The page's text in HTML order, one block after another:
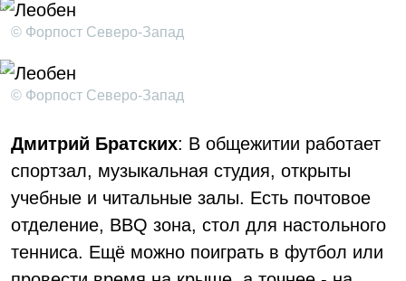
© Форпост Северо-Запад
© Форпост Северо-Запад
Дмитрий Братских: В общежитии работает
спортзал, музыкальная студия, открыты
учебные и читальные залы. Есть почтовое
отделение, BBQ зона, стол для настольного
тенниса. Ещё можно поиграть в футбол или